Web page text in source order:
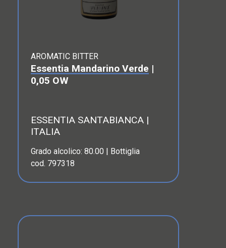
AROMATIC BITTER
Essentia Mandarino Verde |
0,05 OW
ESSENTIA SANTABIANCA |
ITALIA
Grado alcolico: 80.00 | Bottiglia
cod. 797318